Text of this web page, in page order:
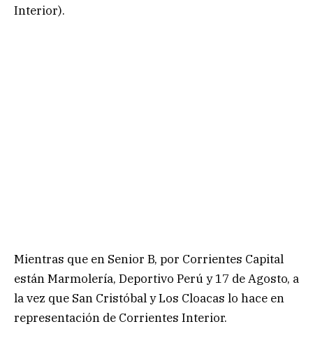
Interior).
Mientras que en Senior B, por Corrientes Capital
están Marmolería, Deportivo Perú y 17 de Agosto, a
la vez que San Cristóbal y Los Cloacas lo hace en
representación de Corrientes Interior.